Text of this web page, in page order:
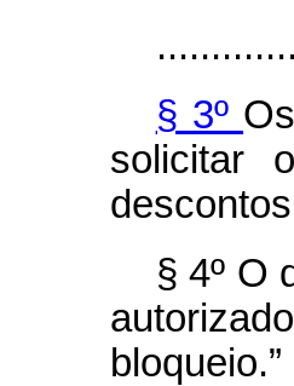
§ 3º
solicitar
§ 4º O